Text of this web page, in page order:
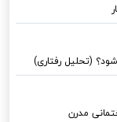
(تحلیل رفتاری)
مدرن